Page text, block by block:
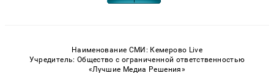
Наименование СМИ: Кемерово Live
Учредитель: Общество с ограниченной ответственностью
«Лучшие Медиа Решения»